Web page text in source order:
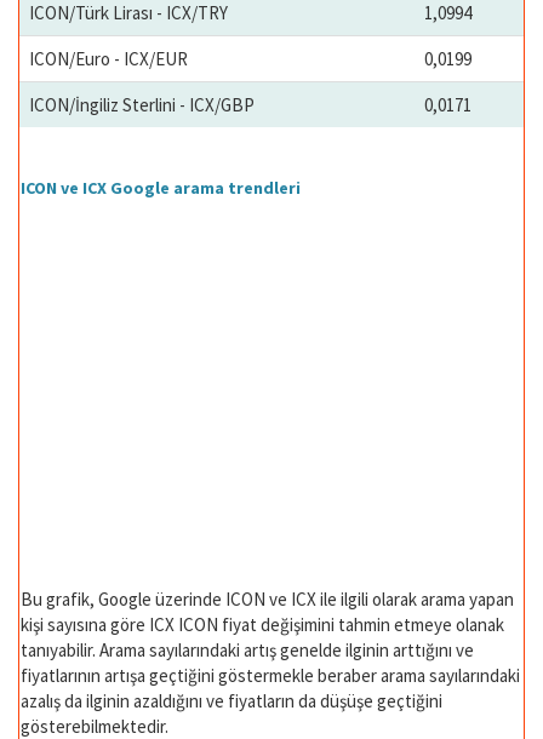
ICON/Türk Lirası - ICX/TRY
1,0994
ICON/Euro - ICX/EUR
0,0199
ICON/İngiliz Sterlini - ICX/GBP
0,0171
ICON ve ICX Google arama trendleri
Bu grafik, Google üzerinde ICON ve ICX ile ilgili olarak arama yapan
kişi sayısına göre ICX ICON fiyat değişimini tahmin etmeye olanak
tanıyabilir. Arama sayılarındaki artış genelde ilginin arttığını ve
fiyatlarının artışa geçtiğini göstermekle beraber arama sayılarındaki
azalış da ilginin azaldığını ve fiyatların da düşüşe geçtiğini
gösterebilmektedir.